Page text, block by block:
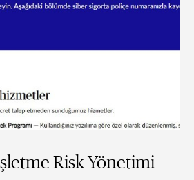
Risk Yönetimi